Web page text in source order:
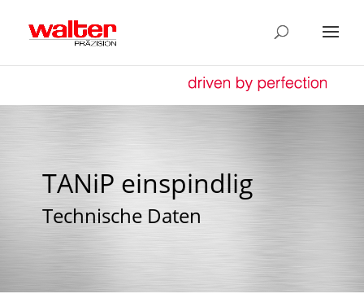
TANiP einspindlig
Technische Daten